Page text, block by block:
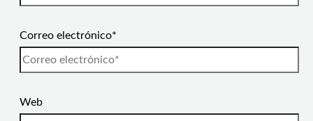
Correo electrónico*
Web